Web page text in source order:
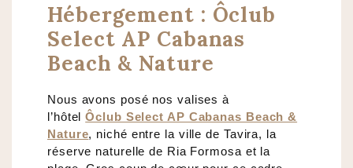
Hébergement : Ôclub
Select AP Cabanas
Beach & Nature
Nous avons posé nos valises à
l’hôtelÔclub Select AP Cabanas Beach &
Nature, niché entre la ville de Tavira, la
réserve naturelle de Ria Formosa et la